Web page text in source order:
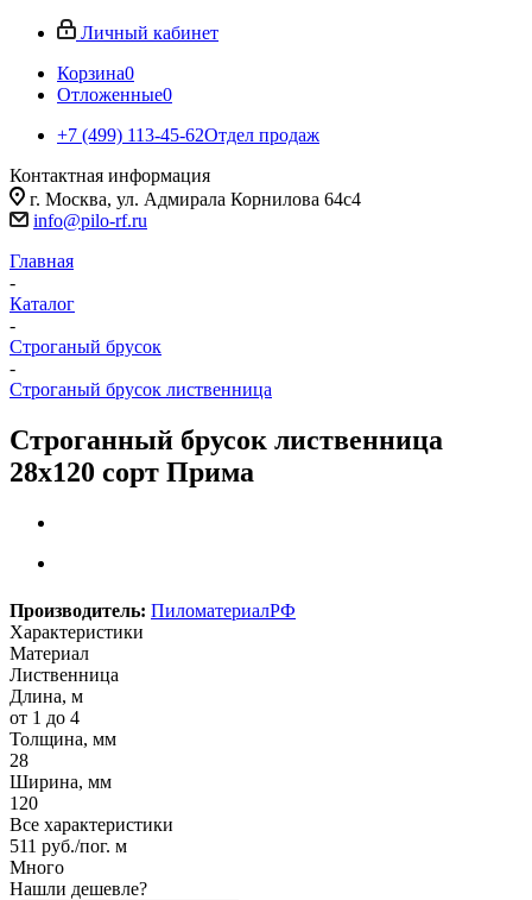
Личный кабинет
Корзина0
Отложенные0
+7 (499) 113-45-62Отдел продаж
Контактная информация
г. Москва, ул. Адмирала Корнилова 64с4
info@pilo-rf.ru
Главная
-
Каталог
-
Строганый брусок
-
Строганый брусок лиственница
Строганный брусок лиственница
28х120 сорт Прима
Производитель: ПиломатериалРФ
Характеристики
Материал
Лиственница
Длина, м
от 1 до 4
Толщина, мм
28
Ширина, мм
120
Все характеристики
511 руб./пог. м
Много
Нашли дешевле?